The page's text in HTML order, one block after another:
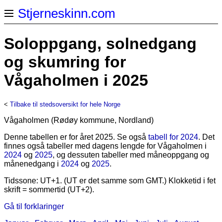
Stjerneskinn.com
Soloppgang, solnedgang
og skumring for
Vågaholmen i 2025
< Tilbake til stedsoversikt for hele Norge
Vågaholmen (Rødøy kommune, Nordland)
Denne tabellen er for året 2025. Se også tabell for 2024. Det
finnes også tabeller med dagens lengde for Vågaholmen i
2024 og 2025, og dessuten tabeller med måneoppgang og
månenedgang i 2024 og 2025.
Tidssone: UT+1. (UT er det samme som GMT.) Klokketid i fet
skrift = sommertid (UT+2).
Gå til forklaringer